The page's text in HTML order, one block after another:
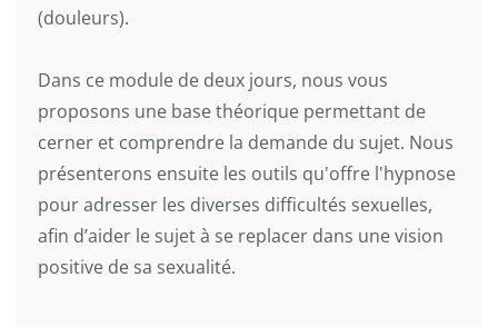
(douleurs).
Dans ce module de deux jours, nous vous
proposons une base théorique permettant de
cerner et comprendre la demande du sujet. Nous
présenterons ensuite les outils qu'offre l'hypnose
pour adresser les diverses difficultés sexuelles,
afin d’aider le sujet à se replacer dans une vision
positive de sa sexualité.